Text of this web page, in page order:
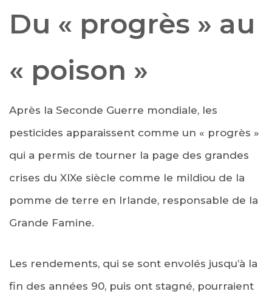
Du « progrès » au
« poison »
Après la Seconde Guerre mondiale, les
pesticides apparaissent comme un « progrès »
qui a permis de tourner la page des grandes
crises du XIXe siècle comme le mildiou de la
pomme de terre en Irlande, responsable de la
Grande Famine.
Les rendements, qui se sont envolés jusqu’à la
fin des années 90, puis ont stagné, pourraient